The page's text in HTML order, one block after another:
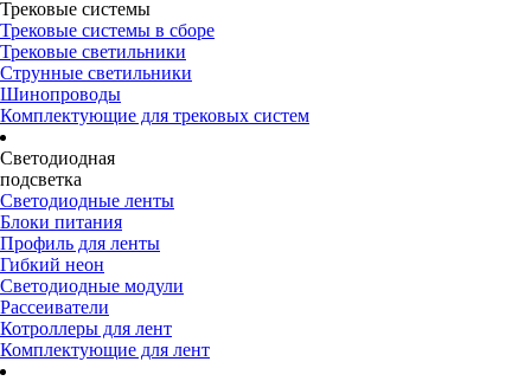
Трековые системы
Трековые системы в сборе
Трековые светильники
Струнные светильники
Шинопроводы
Комплектующие для трековых систем
Светодиодная
подсветка
Светодиодные ленты
Блоки питания
Профиль для ленты
Гибкий неон
Светодиодные модули
Рассеиватели
Котроллеры для лент
Комплектующие для лент